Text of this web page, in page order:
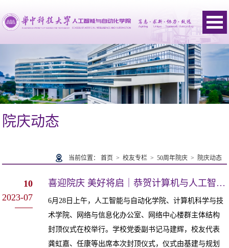
院庆动态
当前位置： 首页> 校友专栏 > 50周年院庆> 院庆动态
10
2023-07
喜迎院庆 美好将启｜恭贺计算机与人工智能群楼喜封金顶
6月28日上午，人工智能与自动化学院、计算机科学与技
术学院、网络与信息化办公室、网络中心楼群主体结构
封顶仪式在校举行。学校党委副书记马建辉，校友代表
龚虹嘉、任康等出席本次封顶仪式，仪式由基建与规划